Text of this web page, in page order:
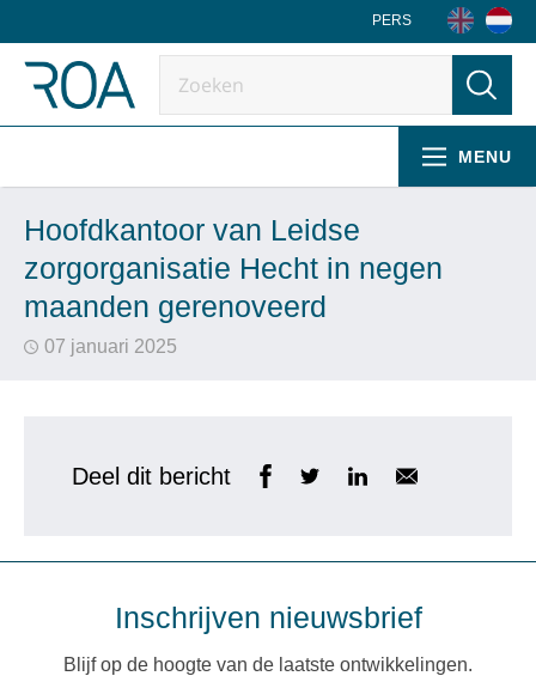
PERS
MENU
Hoofdkantoor van Leidse
zorgorganisatie Hecht in negen
maanden gerenoveerd
07 januari 2025
Deel dit bericht
Inschrijven nieuwsbrief
Blijf op de hoogte van de laatste ontwikkelingen.